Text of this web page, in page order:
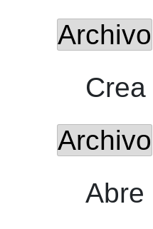
Archivo
Archivo
Abre